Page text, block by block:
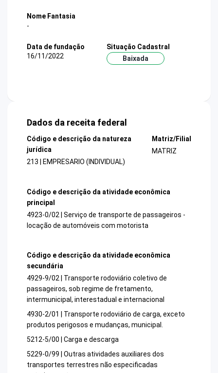
Nome Fantasia
-
Data de fundação
16/11/2022
Situação Cadastral
Baixada
Dados da receita federal
Código e descrição da natureza
jurídica
213 | EMPRESARIO (INDIVIDUAL)
Matriz/Filial
MATRIZ
Código e descrição da atividade econômica
principal
4923-0/02 | Serviço de transporte de passageiros -
locação de automóveis com motorista
Código e descrição da atividade econômica
secundária
4929-9/02 | Transporte rodoviário coletivo de
passageiros, sob regime de fretamento,
intermunicipal, interestadual e internacional
4930-2/01 | Transporte rodoviário de carga, exceto
produtos perigosos e mudanças, municipal.
5212-5/00 | Carga e descarga
5229-0/99 | Outras atividades auxiliares dos
transportes terrestres não especificadas